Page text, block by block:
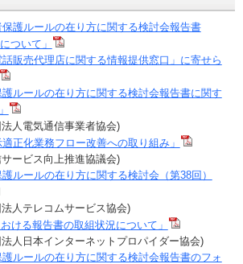
保護ルールの在り方に関する検討会報告書
ついて」
話販売代理店に関する情報提供窓口」に寄せら
護ルールの在り方に関する検討会報告書に関す
気通信事業者協会)
適正化業務フロー改善への取り組み」
ス向上推進協議会)
護ルールの在り方に関する検討会（第38回）
レコムサービス協会)
おける報告書の取組状況について」
インターネットプロパイダー協会)
護ルールの在り方に関する検討会報告書のフォ